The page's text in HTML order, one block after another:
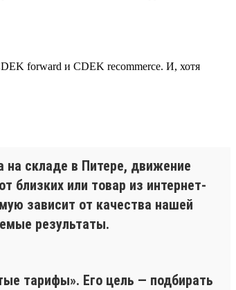
forward и CDEK recommerce. И, хотя
на складе в Питере, движение
близких или товар из интернет-
зависит от качества нашей
результаты.
тарифы». Его цель — подбирать